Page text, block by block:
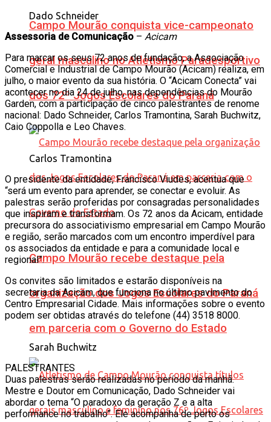
Campo Mourão conquista vice-campeonato
geral masculino no Atletismo Paradesportivo
dos 72º Jogos Escolares do Paraná
Campo Mourão recebe destaque pela
organização dos Jogos Escolares do Paraná
em parceria com o Governo do Estado
Dado Schneider
Assessoria de Comunicação – Acicam
Para marcar os seus 72 anos de fundação, a Associação
Comercial e Industrial de Campo Mourão (Acicam) realiza, em
julho, o maior evento da sua história. O “Acicam Conecta” vai
acontecer no dia 24 de julho, nas dependências do Mourão
Garden, com a participação de cinco palestrantes de renome
nacional: Dado Schneider, Carlos Tramontina, Sarah Buchwitz,
Caio Coppolla e Leo Chaves.
Carlos Tramontina
O presidente da entidade, Francisco Viudes, acentua que
“será um evento para aprender, se conectar e evoluir. As
palestras serão proferidas por consagradas personalidades
que inspiram e transformam. Os 72 anos da Acicam, entidade
precursora do associativismo empresarial em Campo Mourão
e região, serão marcados com um encontro imperdível para
os associados da entidade e para a comunidade local e
regional”.
Os convites são limitados e estarão disponíveis na
secretaria da Acicam, que funciona no último pavimento do
Centro Empresarial Cidade. Mais informações sobre o evento
podem ser obtidas através do telefone (44) 3518 8000.
Sarah Buchwitz
PALESTRANTES
Duas palestras serão realizadas no período da manhã.
Mestre e Doutor em Comunicação, Dado Schneider vai
abordar o tema “O paradoxo da geração Z e a alta
performance no trabalho”. Ele acompanha de perto os